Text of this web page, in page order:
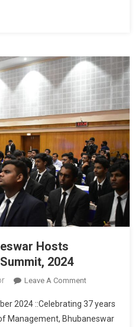
Hosts
2024
Leave A CommentOn Day 2nd,
Bhubaneswar
Hosts
2024 ::Celebrating 37 years
Management, Bhubaneswar